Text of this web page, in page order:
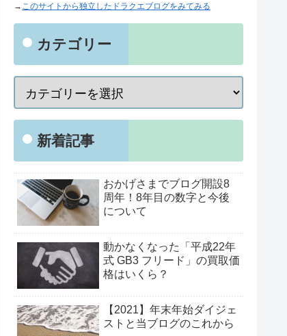
→ このサイトから独立したドラクエブログをみてみる
カテゴリー
新着記事
おかげさまでブログ開設8
周年！8年目の数字と今後
について
動かなくなった「平成22年
式 GB3 フリード」の買取価
格はいくら？
【2021】年末年始ダイジェ
ストと当ブログのこれから